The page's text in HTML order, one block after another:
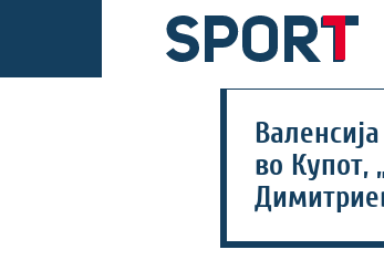
во Купот,